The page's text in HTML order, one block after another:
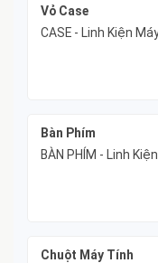
Vỏ Case
CASE - Linh Kiện
Bàn Phím
BÀN PHÍM - Linh
Chuột Máy Tính